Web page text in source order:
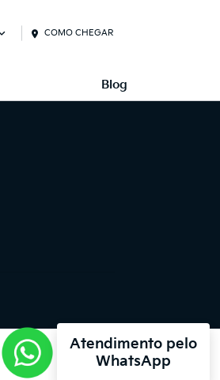
COMO CHEGAR
Blog
Atendimento pelo
WhatsApp